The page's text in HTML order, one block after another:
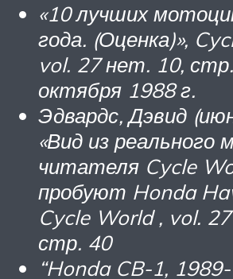
«10 лучших
года. (Оценка)»,
vol. 27 нет. 10, стр.
октября 1988 г.
Эдвардс, Дэвид
«Вид из реального
читателя Cycle
пробуют Honda
Cycle World, vol.
стр. 40
“Honda CB-1,